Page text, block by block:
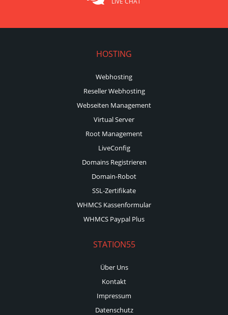
HOSTING
Webhosting
Reseller Webhosting
Webseiten Management
Virtual Server
Root Management
LiveConfig
Domains Registrieren
Domain-Robot
SSL-Zertifikate
WHMCS Kassenformular
WHMCS Paypal Plus
STATION55
Über Uns
Kontakt
Impressum
Datenschutz